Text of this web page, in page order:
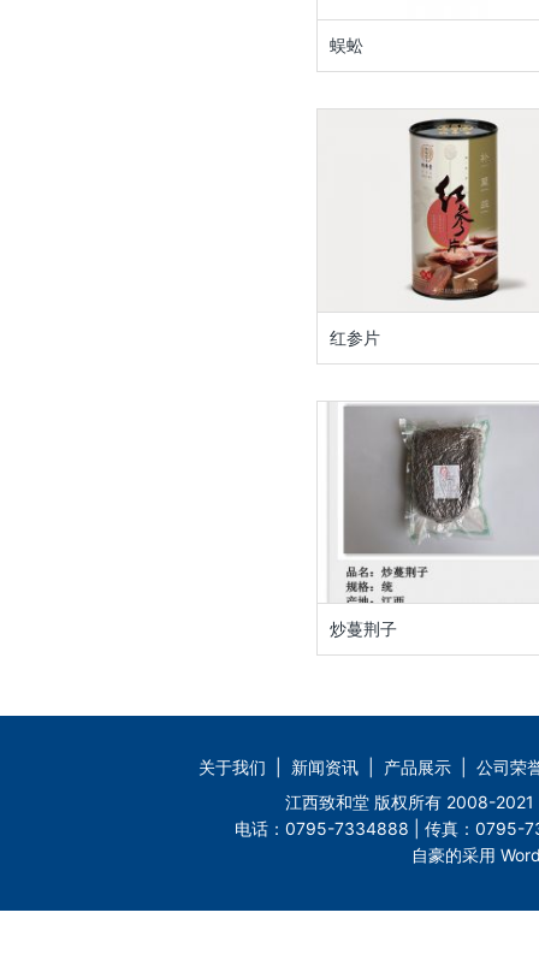
蜈蚣
红参片
炒蔓荆子
关于我们 新闻资讯 产品展示
公司荣
江西致和堂 版权所有 2008-
电话：0795-7334888 | 传真：0795-
自豪的采用